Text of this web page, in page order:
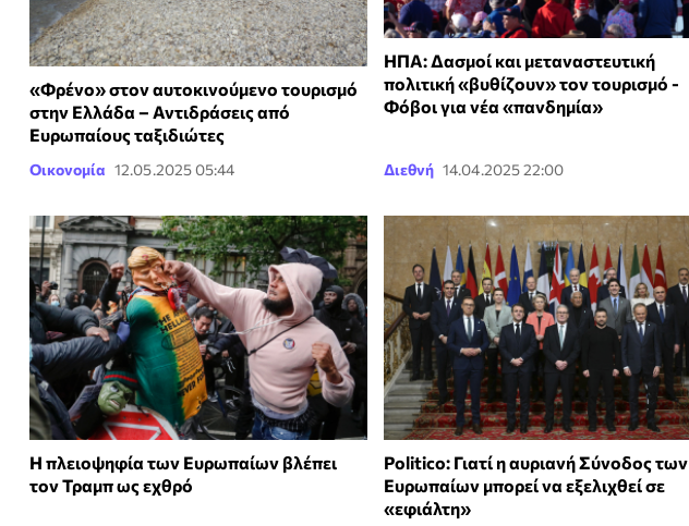
«Φρένο» στον αυτοκινούμενο τουρισμό
στην Ελλάδα – Αντιδράσεις από
Ευρωπαίους ταξιδιώτες
Οικονομία 12.05.2025 05:44
ΗΠΑ: Δασμοί και μεταναστευτική
πολιτική «βυθίζουν» τον τουρισμό -
Φόβοι για νέα «πανδημία»
Διεθνή 14.04.2025 22:00
Η πλειοψηφία των Ευρωπαίων βλέπει
τον Τραμπ ως εχθρό
Politico: Γιατί η αυριανή Σύνοδος των
Ευρωπαίων μπορεί να εξελιχθεί σε
«εφιάλτη»